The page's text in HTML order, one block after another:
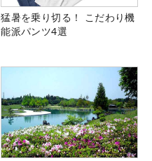
猛暑を乗り切る！ こだわり機
能派パンツ4選